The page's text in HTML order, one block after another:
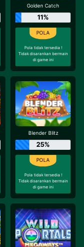
Golden Catch
11%
Pola tidak tersedia !
Tidak disarankan bermain
di game ini
Blender Blitz
25%
Pola tidak tersedia !
Tidak disarankan bermain
di game ini